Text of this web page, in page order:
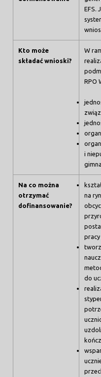
EFS.
Kto może
składać wnioski?
W
RPO
i
Na co można
otrzymać
dofinansowanie?
na
pracy
do